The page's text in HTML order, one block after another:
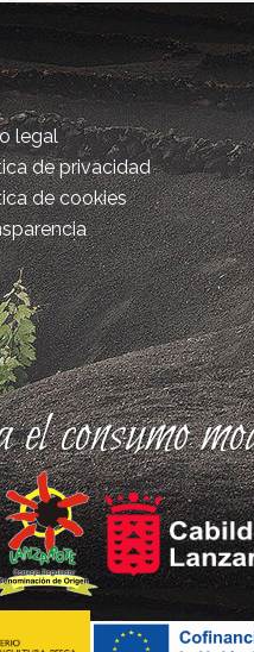
legal
de privacidad
de cookies
el consumo